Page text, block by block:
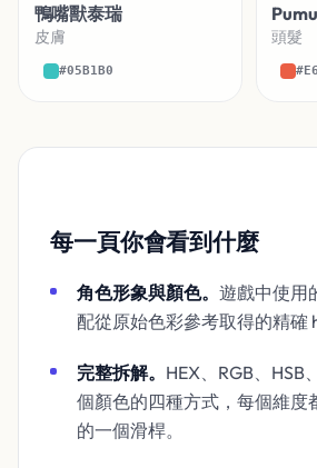
鴨嘴獸泰瑞
皮膚
#05B1B0
頭髮
每一頁你會看到什麼
角色形象與顏色。 遊戲中使用
配從原始色彩參考取得的精確
完整拆解。 HEX、RGB、HSB
個顏色的四種方式，每個維度
的一個滑桿。